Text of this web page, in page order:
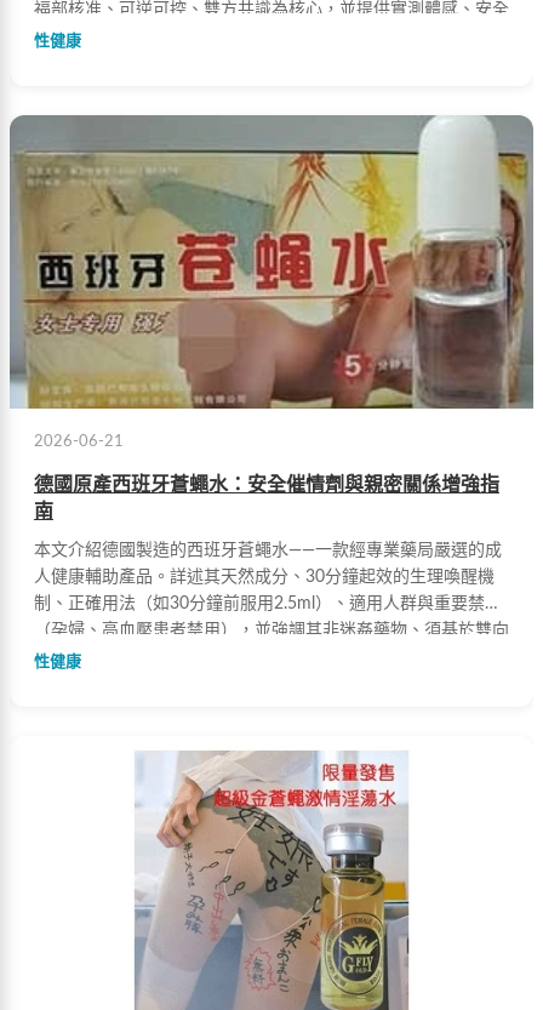
福部核准、可逆可控、雙方共識為核心，並提供實測體感、安全
使用指引與藥師推薦方案。
性健康
2026-06-21
德國原產西班牙蒼蠅水：安全催情劑與親密關係增強指
南
本文介紹德國製造的西班牙蒼蠅水——一款經專業藥局嚴選的成
人健康輔助產品。詳述其天然成分、30分鐘起效的生理喚醒機
制、正確用法（如30分鐘前服用2.5ml）、適用人群與重要禁忌
（孕婦、高血壓患者禁用），並強調其非迷姦藥物、須基於雙向
同意與情感基礎使用。
性健康